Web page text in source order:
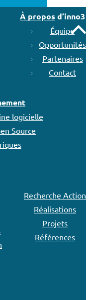
À propos d’inno3
Équipe
Opportunités
Partenaires
Contact
logicielle
Source
Recherche Action
Réalisations
Projets
Références
Remonter